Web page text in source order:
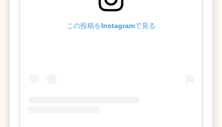
この投稿をInstagramで見る